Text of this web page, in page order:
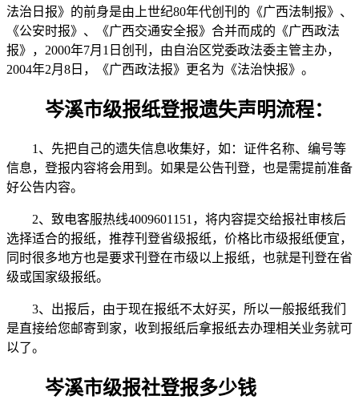
法治日报》的前身是由上世纪80年代创刊的《广西法制报》、
《公安时报》、《广西交通安全报》合并而成的《广西政法
报》，2000年7月1日创刊，由自治区党委政法委主管主办，
2004年2月8日，《广西政法报》更名为《法治快报》。
岑溪市级报纸登报遗失声明流程：
1、先把自己的遗失信息收集好，如：证件名称、编号等
信息，登报内容将会用到。如果是公告刊登，也是需提前准备
好公告内容。
2、致电客服热线4009601151，将内容提交给报社审核后
选择适合的报纸，推荐刊登省级报纸，价格比市级报纸便宜，
同时很多地方也是要求刊登在市级以上报纸，也就是刊登在省
级或国家级报纸。
3、出报后，由于现在报纸不太好买，所以一般报纸我们
是直接给您邮寄到家，收到报纸后拿报纸去办理相关业务就可
以了。
岑溪市级报社登报多少钱